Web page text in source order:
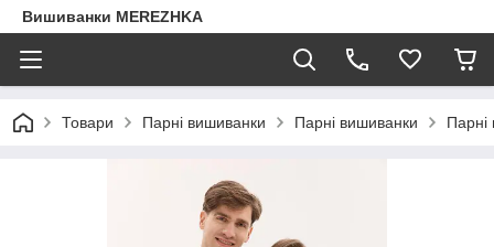
Вишиванки MEREZHKA
Товари Парні вишиванки Парні вишиванки